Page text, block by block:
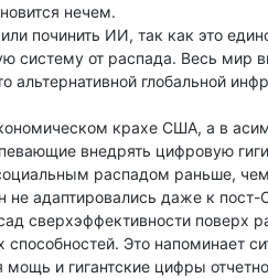
нечем.
починить ИИ, так как это
систему от распада. Весь мир
альтернативной глобальной
крахе США, а в
внедрять цифровую
социальным распадом раньше,
не адаптировались даже к пост-
сверхэффективности поверх
способностей. Это напоминает
и гигантские цифры